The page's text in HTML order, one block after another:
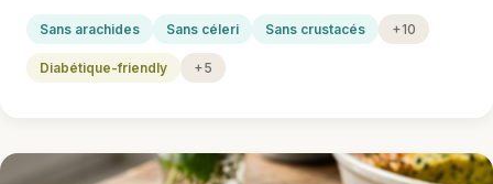
Sans arachides Sans céleri Sans crustacés +10
Diabétique-friendly +5